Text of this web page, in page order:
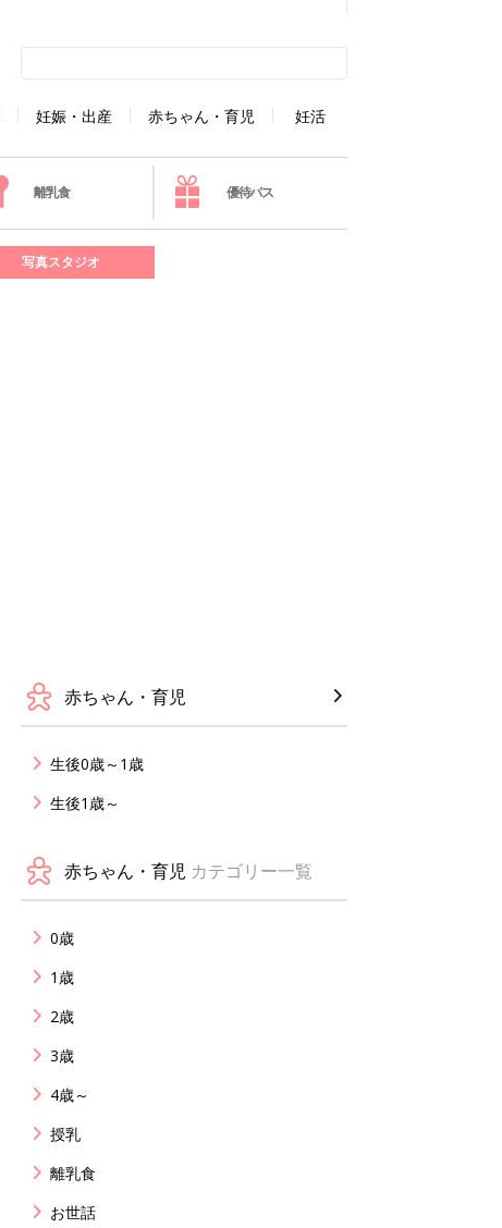
妊娠・出産 赤ちゃん・育児 妊活
離乳食 優待パス
写真スタジオ
赤ちゃん・育児
生後0歳～1歳
生後1歳～
赤ちゃん・育児 カテゴリー一覧
0歳
1歳
2歳
3歳
4歳～
授乳
離乳食
お世話